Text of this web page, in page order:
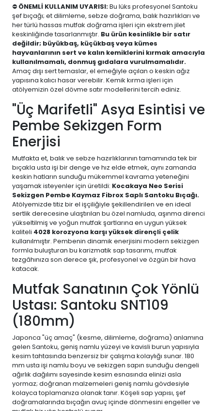
⛔ ÖNEMLİ KULLANIM UYARISI:Bu lüks profesyonel Santoku
şef bıçağı; et dilimleme, sebze doğrama, balık hazırlıkları ve
her türlü hassas mutfak doğrama işleri için ekstrem jilet
keskinliğinde tasarlanmıştır. Bu ürün kesinlikle bir satır
değildir; büyükbaş, küçükbaş veya kümes
hayvanlarının sert ve kalın kemiklerini kırmak amacıyla
kullanılmamalı, donmuş gıdalara vurulmamalıdır.
Amaç dışı sert temaslar, el emeğiyle açılan o keskin ağız
yapısına kalıcı hasar verebilir. Kemik kırma işleri için
atölyemizin özel dövme satır modellerini tercih ediniz.
"Üç Marifetli" Asya Esintisi ve
Pembe Sekizgen Form
Enerjisi
Mutfakta et, balık ve sebze hazırlıklarının tamamında tek bir
bıçakla usta işi bir denge ve hız elde etmek, aynı zamanda
keskin hatların sunduğu mükemmel kavrama yeteneğini
yaşamak isteyenler için üretildi: Kocakaya Neo Serisi
Sekizgen Pembe Kaymaz Fibrox Saplı Santoku Bıçağı.
Atölyemizde titiz bir el işçiliğiyle şekillendirilen ve en ideal
sertlik derecesine ulaştırılan bu özel namluda, aşınma direnci
yükseltilmiş ve yoğun mutfak şartlarına en uygun yüksek
kaliteli 4028 korozyona karşı yüksek dirençli çelik
kullanılmıştır. Pembenin dinamik enerjisini modern sekizgen
formla buluşturan bu karizmatik sap tasarımı, mutfak
tezgâhınıza son derece şık, profesyonel ve özgün bir hava
katacak.
Mutfak Sanatının Çok Yönlü
Ustası: Santoku SNT109
(180mm)
Japonca "üç amaç" (kesme, dilimleme, doğrama) anlamına
gelen Santoku, geniş namlu yüzeyi ve kavisli burun yapısıyla
kesim tahtasında benzersiz bir çalışma kolaylığı sunar. 180
mm usta işi namlu boyu ve sekizgen sapın sunduğu dengeli
ağırlık dağılımı sayesinde kesim esnasında elinizi asla
yormaz; doğranan malzemeleri geniş namlu gövdesiyle
kolayca toplamanıza olanak tanır. Köşeli sap yapısı, şef
doğramalarında bıçağın avuç içinde dönmesini engeller ve